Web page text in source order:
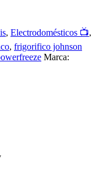
, Electrodomésticos 📺,
, frigorifico johnson
Marca: